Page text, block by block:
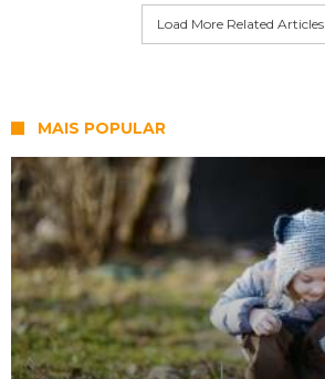
Load More Related Articles
MAIS POPULAR